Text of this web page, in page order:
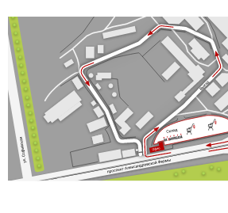
Остальное
Нержавейка
Алюминиевый прокат